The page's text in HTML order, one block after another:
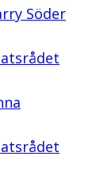
Söder